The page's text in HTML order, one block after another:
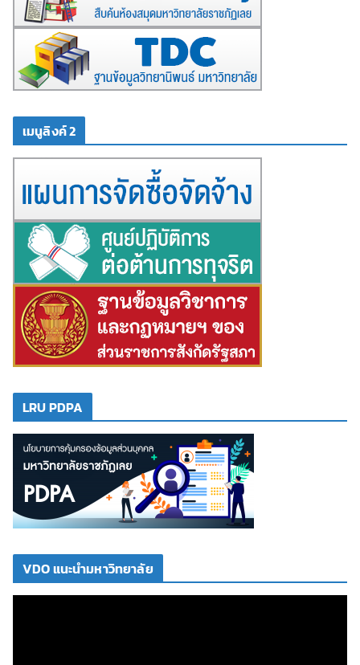
เมนูลิงค์ 2
LRU PDPA
VDO แนะนำมหาวิทยาลัย